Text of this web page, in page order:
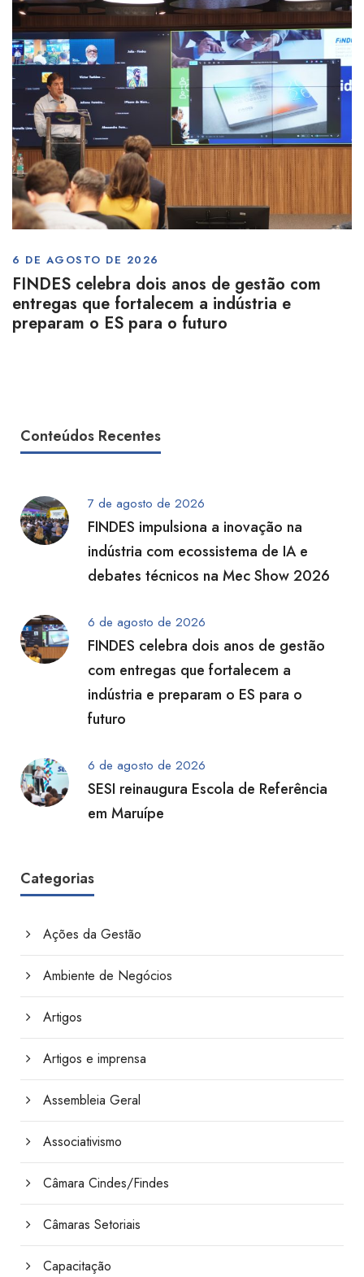
6 DE AGOSTO DE 2026
FINDES celebra dois anos de gestão com
entregas que fortalecem a indústria e
preparam o ES para o futuro
Conteúdos Recentes
7 de agosto de 2026
FINDES impulsiona a inovação na
indústria com ecossistema de IA e
debates técnicos na Mec Show 2026
6 de agosto de 2026
FINDES celebra dois anos de gestão
com entregas que fortalecem a
indústria e preparam o ES para o
futuro
6 de agosto de 2026
SESI reinaugura Escola de Referência
em Maruípe
Categorias
Ações da Gestão
Ambiente de Negócios
Artigos
Artigos e imprensa
Assembleia Geral
Associativismo
Câmara Cindes/Findes
Câmaras Setoriais
Capacitação